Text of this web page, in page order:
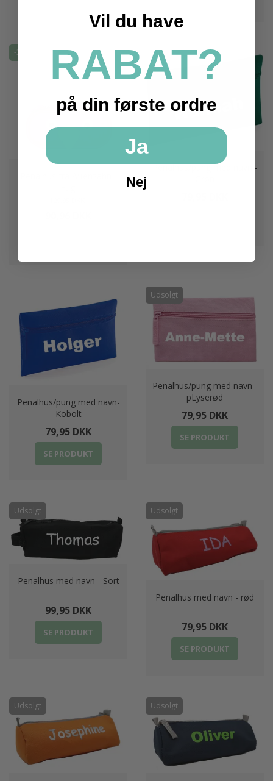
-30 %
Penalhus/pung med navn -
Penalhus/pung med navn-
Kobolt
79,95 DKK
SE PRODUKT
Udsolgt
Penalhus/pung med navn -
pLyserød
79,95 DKK
SE PRODUKT
Udsolgt
Penalhus med navn - Sort
99,95 DKK
SE PRODUKT
Udsolgt
Penalhus med navn - rød
79,95 DKK
SE PRODUKT
Udsolgt Udsolgt
Vil du have
RABAT?
på din første ordre
Ja
Nej